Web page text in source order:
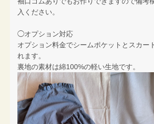
入ください。
◯オプション対応
オプション料金でシームポケットとスカー
れます。
裏地の素材は綿100%の軽い生地です。